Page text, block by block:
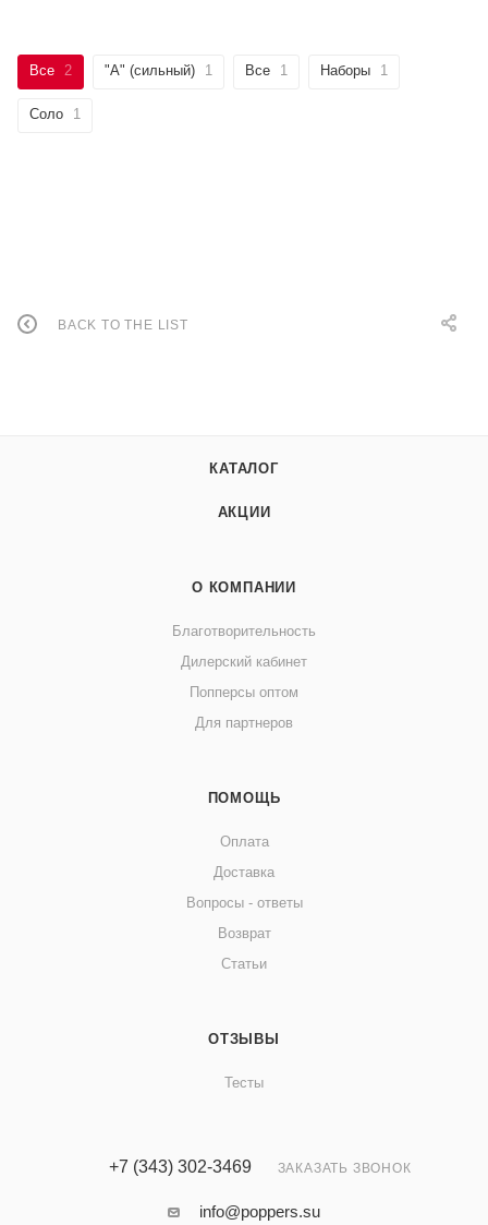
Все 2 "А" (сильный) 1 Все 1 Наборы 1
Соло 1
BACK TO THE LIST
КАТАЛОГ
АКЦИИ
О КОМПАНИИ
Благотворительность
Дилерский кабинет
Попперсы оптом
Для партнеров
ПОМОЩЬ
Оплата
Доставка
Вопросы - ответы
Возврат
Статьи
ОТЗЫВЫ
Тесты
+7 (343) 302-3469 ЗАКАЗАТЬ ЗВОНОК
info@poppers.su